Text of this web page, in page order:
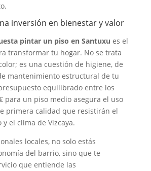
inversión en bienestar y valor
pintar un piso en Santuxu es el
transformar tu hogar. No se trata
es una cuestión de higiene, de
mantenimiento estructural de tu
equilibrado entre los
para un piso medio asegura el uso
primera calidad que resistirán el
el clima de Vizcaya.
locales, no solo estás
del barrio, sino que te
que entiende las